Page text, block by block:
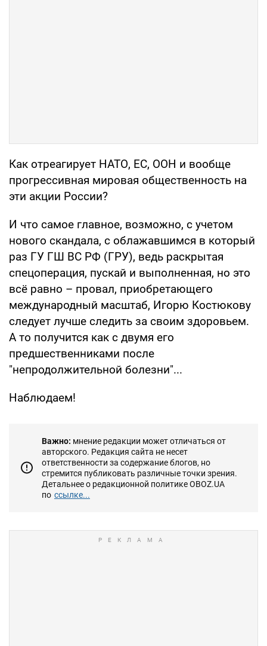
Как отреагирует НАТО, ЕС, ООН и вообще
прогрессивная мировая общественность на
эти акции России?
И что самое главное, возможно, с учетом
нового скандала, с облажавшимся в который
раз ГУ ГШ ВС РФ (ГРУ), ведь раскрытая
спецоперация, пускай и выполненная, но это
всё равно – провал, приобретающего
международный масштаб, Игорю Костюкову
следует лучше следить за своим здоровьем.
А то получится как с двумя его
предшественниками после
"непродолжительной болезни"...
Наблюдаем!
Важно: мнение редакции может отличаться от
авторского. Редакция сайта не несет
ответственности за содержание блогов, но
стремится публиковать различные точки зрения.
Детальнее о редакционной политике OBOZ.UA
по ссылке...